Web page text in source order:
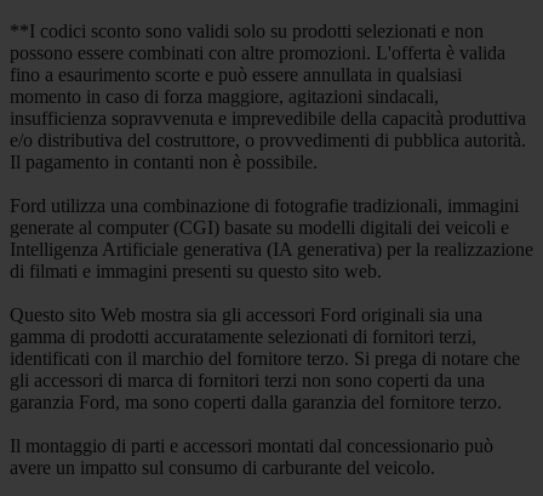
**I codici sconto sono validi solo su prodotti selezionati e non
possono essere combinati con altre promozioni. L'offerta è valida
fino a esaurimento scorte e può essere annullata in qualsiasi
momento in caso di forza maggiore, agitazioni sindacali,
insufficienza sopravvenuta e imprevedibile della capacità produttiva
e/o distributiva del costruttore, o provvedimenti di pubblica autorità.
Il pagamento in contanti non è possibile.
Ford utilizza una combinazione di fotografie tradizionali, immagini
generate al computer (CGI) basate su modelli digitali dei veicoli e
Intelligenza Artificiale generativa (IA generativa) per la realizzazione
di filmati e immagini presenti su questo sito web.
Questo sito Web mostra sia gli accessori Ford originali sia una
gamma di prodotti accuratamente selezionati di fornitori terzi,
identificati con il marchio del fornitore terzo. Si prega di notare che
gli accessori di marca di fornitori terzi non sono coperti da una
garanzia Ford, ma sono coperti dalla garanzia del fornitore terzo.
Il montaggio di parti e accessori montati dal concessionario può
avere un impatto sul consumo di carburante del veicolo.